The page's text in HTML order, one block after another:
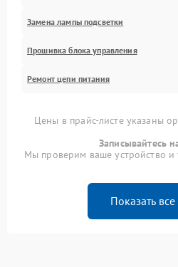
Замена лампы подсветки
Прошивка блока управления
Ремонт цепи питания
Цены в прайс-листе указаны
Записывайтесь
Мы проверим ваше устройство и
Показать все